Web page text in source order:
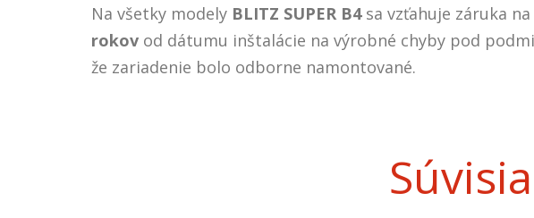
Na všetky modely BLITZ SUPER B4sa vzťahuje záruka na
rokov od dátumu inštalácie na výrobné chyby pod
že zariadenie bolo odborne namontované.